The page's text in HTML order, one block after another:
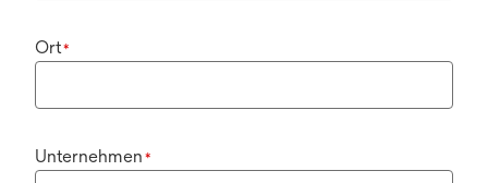
Ort*
Unternehmen *